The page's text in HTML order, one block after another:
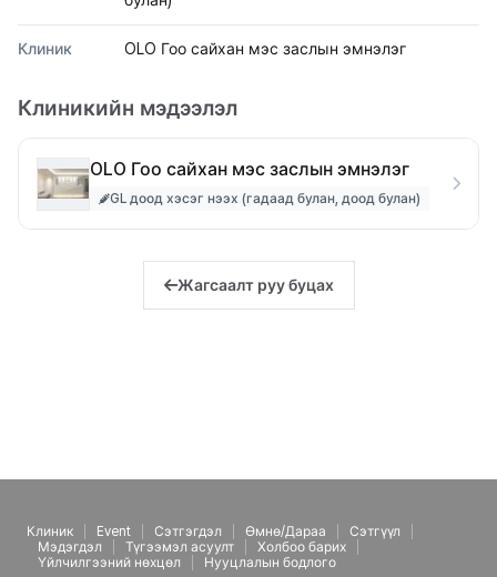
Клиник OLO Гоо сайхан мэс заслын эмнэлэг
Клиникийн мэдээлэл
OLO Гоо сайхан мэс заслын эмнэлэг
GL доод хэсэг нээх (гадаад булан, доод булан)
Жагсаалт руу буцах
Клиник Event Сэтгэгдэл Өмнө/Дараа
Сэтгүүл
Мэдэгдэл
Түгээмэл асуулт
Холбоо барих
Үйлчилгээний нөхцөл
Нууцлалын бодлого